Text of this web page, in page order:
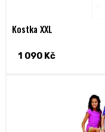
Kostka XXL
1 090 Kč